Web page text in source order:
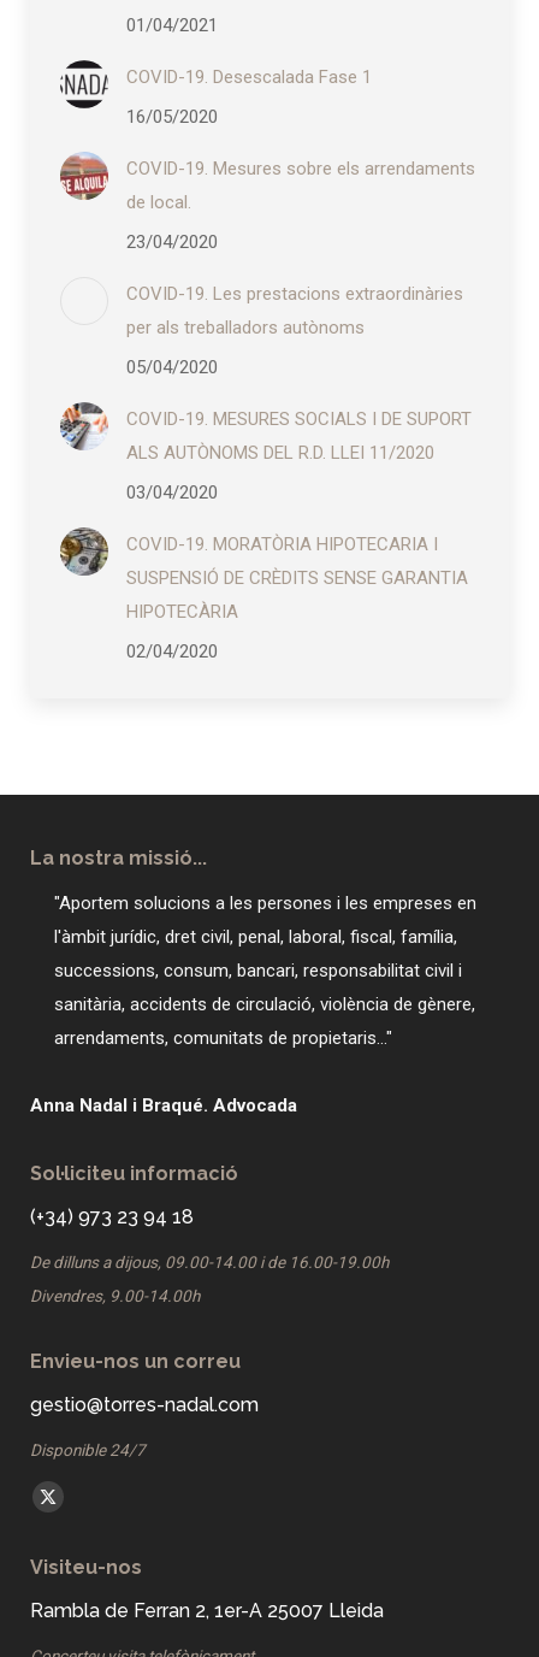
01/04/2021
COVID-19. Desescalada Fase 1
16/05/2020
COVID-19. Mesures sobre els arrendaments
de local.
23/04/2020
COVID-19. Les prestacions extraordinàries
per als treballadors autònoms
05/04/2020
COVID-19. MESURES SOCIALS I DE SUPORT
ALS AUTÒNOMS DEL R.D. LLEI 11/2020
03/04/2020
COVID-19. MORATÒRIA HIPOTECARIA I
SUSPENSIÓ DE CRÈDITS SENSE GARANTIA
HIPOTECÀRIA
02/04/2020
La nostra missió...
"Aportem solucions a les persones i les empreses en
l'àmbit jurídic, dret civil, penal, laboral, fiscal, família,
successions, consum, bancari, responsabilitat civil i
sanitària, accidents de circulació, violència de gènere,
arrendaments, comunitats de propietaris..."
Anna Nadal i Braqué. Advocada
Sol·liciteu informació
(+34) 973 23 94 18
De dilluns a dijous, 09.00-14.00 i de 16.00-19.00h
Divendres, 9.00-14.00h
Envieu-nos un correu
gestio@torres-nadal.com
Disponible 24/7
Find us on:
X
opens
in
Visiteu-nos
Rambla de Ferran 2, 1er-A 25007 Lleida